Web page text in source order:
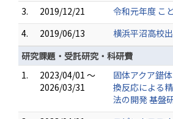
3.
2019/12/21
令和元年度 こ
4.
2019/06/13
横浜平沼高校
研究課題・受託研究・科研費
1.
2023/04/01 ～
2026/03/31
固体アクア錯
換反応による
法の開発 基盤